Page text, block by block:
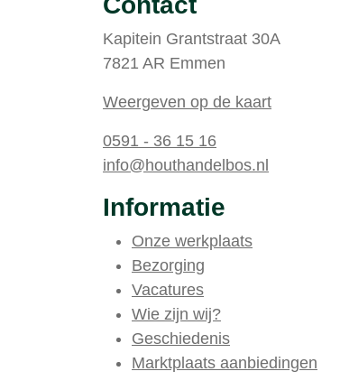
Kapitein Grantstraat 30A
7821 AR Emmen
Weergeven op de kaart
0591 - 36 15 16
info@houthandelbos.nl
Informatie
Onze werkplaats
Bezorging
Vacatures
Wie zijn wij?
Geschiedenis
Marktplaats aanbiedingen